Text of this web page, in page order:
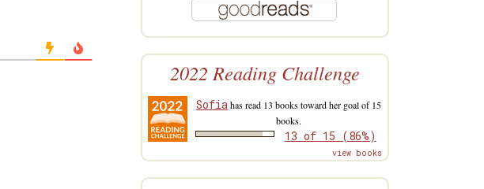
2022 Reading Challenge
Sofiahas read 13 books toward her goal of 15
books.
13 of 15 (86%)
view books